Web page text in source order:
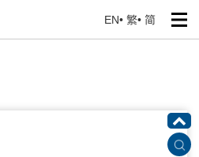
EN• 繁• 简